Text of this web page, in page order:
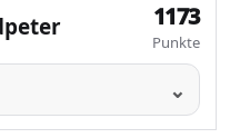
1173
Punkte